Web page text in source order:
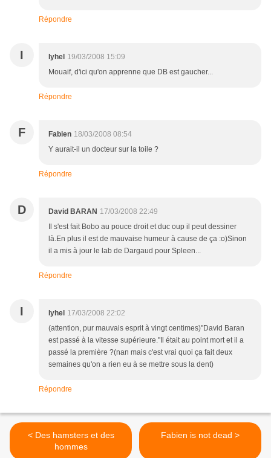
Répondre
I Iyhel 19/03/2008 15:09
Mouaif, d'ici qu'on apprenne que DB est gaucher...
Répondre
F Fabien 18/03/2008 08:54
Y aurait-il un docteur sur la toile ?
Répondre
D David BARAN 17/03/2008 22:49
Il s'est fait Bobo au pouce droit et duc oup il peut dessiner
là.En plus il est de mauvaise humeur à cause de ça :o)Sinon
il a mis à jour le lab de Dargaud pour Spleen...
Répondre
I Iyhel 17/03/2008 22:02
(attention, pur mauvais esprit à vingt centimes)"David Baran
est passé à la vitesse supérieure."Il était au point mort et il a
passé la première ?(nan mais c'est vrai quoi ça fait deux
semaines qu'on a rien eu à se mettre sous la dent)
Répondre
< Des hamsters et des
hommes
Fabien is not dead >